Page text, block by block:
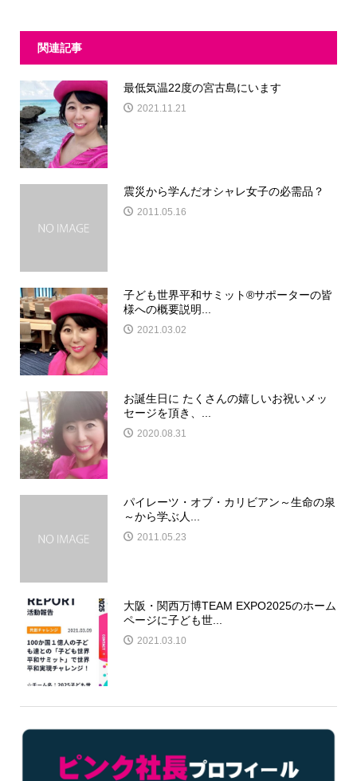
関連記事
最低気温22度の宮古島にいます
2021.11.21
震災から学んだオシャレ女子の必需品？
2011.05.16
子ども世界平和サミット®サポーターの皆
様への概要説明...
2021.03.02
お誕生日に たくさんの嬉しいお祝いメッ
セージを頂き、...
2020.08.31
パイレーツ・オブ・カリビアン～生命の泉
～から学ぶ人...
2011.05.23
大阪・関西万博TEAM EXPO2025のホーム
ページに子ども世...
2021.03.10